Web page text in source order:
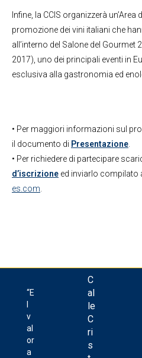
Infine, la CCIS organizzerà
promozione dei vini italiani che
all’interno del Salone del Gourmet
2017), uno dei principali eventi in
esclusiva alla gastronomia ed
• Per maggiori informazioni sul
il documento di Presentazione
• Per richiedere di partecipare
d’iscrizione ed inviarlo compilato
es.com
“E
v
al
or
a
C
al
le
C
ri
s